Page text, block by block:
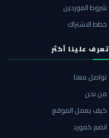
شروط الموردين
خطط الاشتراك
تعرف علينا أكثر
تواصل معنا
من نحن
كيف يعمل الموقع
انضم كمورد